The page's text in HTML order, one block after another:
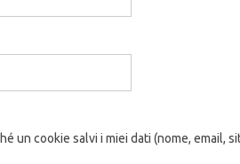
un cookie salvi i miei dati (nome, email,